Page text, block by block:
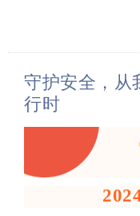
守护安全，从
行时